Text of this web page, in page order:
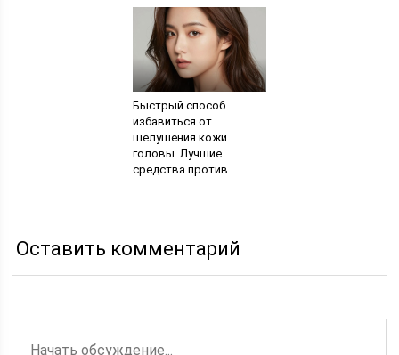
для кожи лица
Быстрый способ
избавиться от
шелушения кожи
головы. Лучшие
средства против
Оставить комментарий